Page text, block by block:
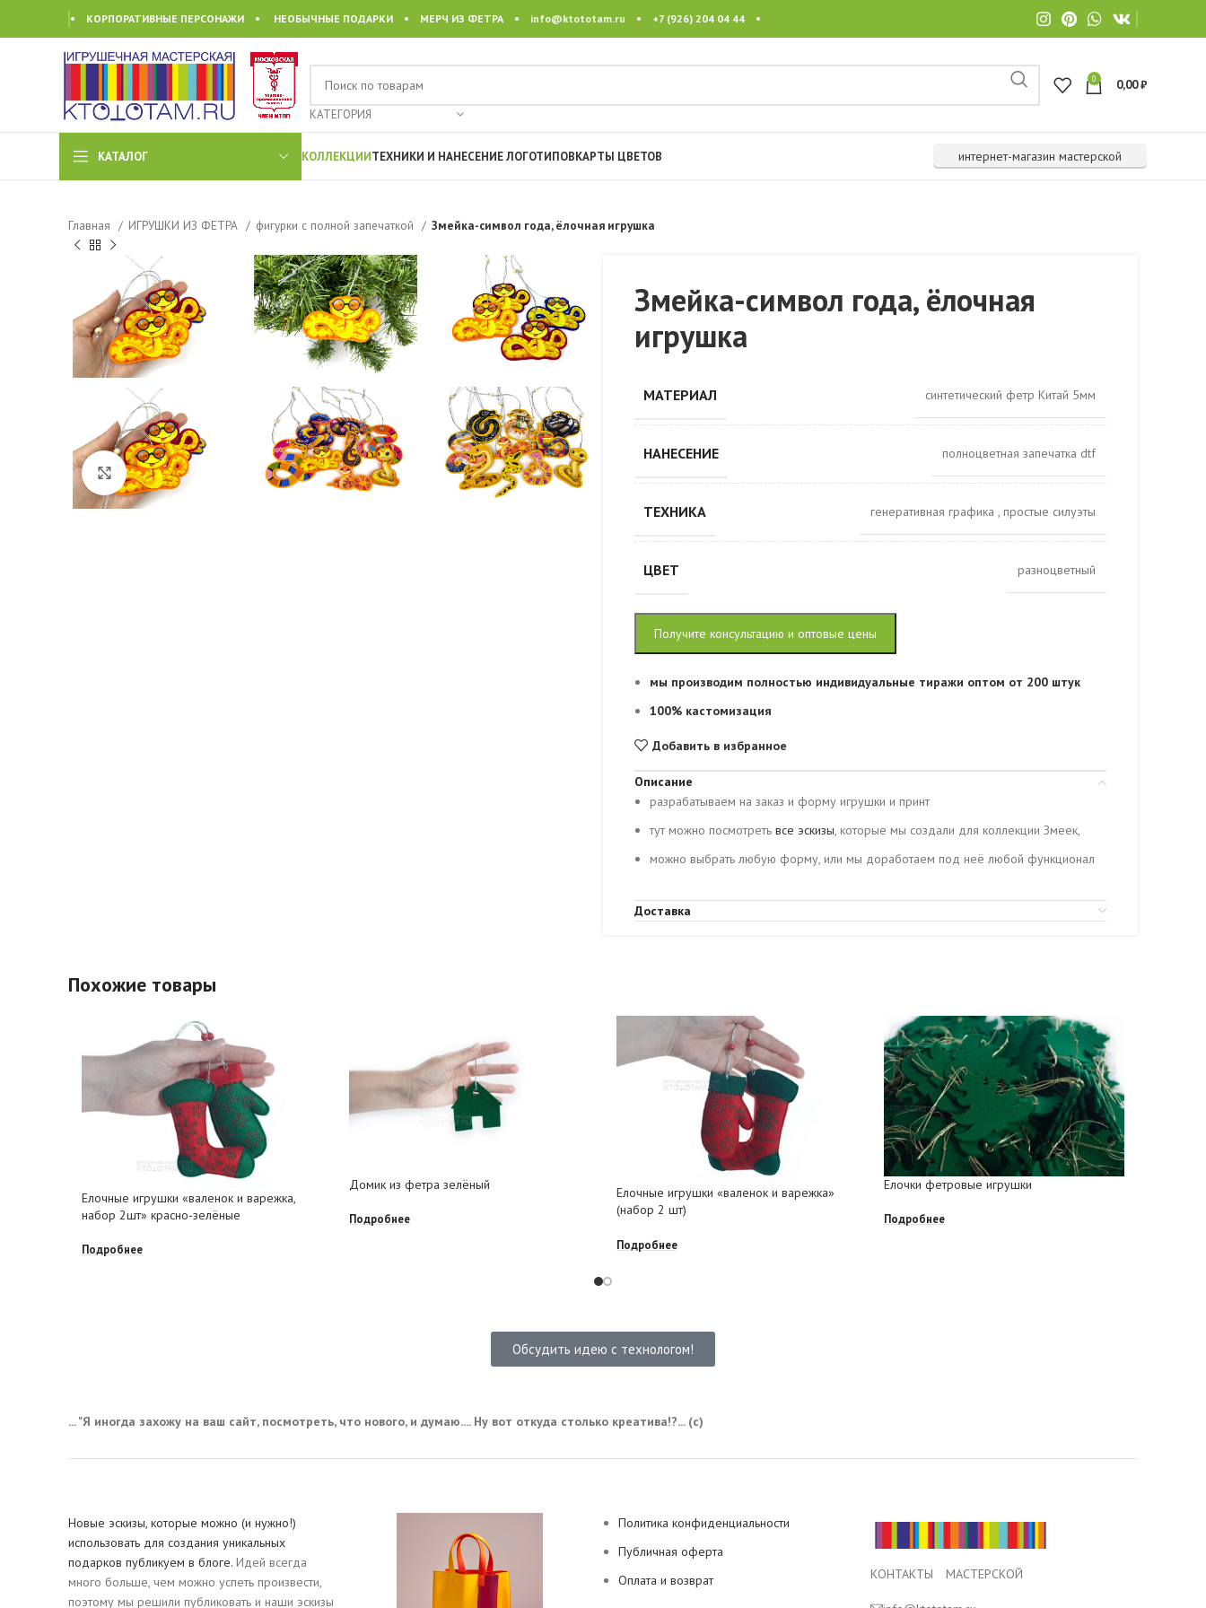
• КОРПОРАТИВНЫЕ ПЕРСОНАЖИ • НЕОБЫЧНЫЕ ПОДАРКИ • МЕРЧ ИЗ ФЕТРА • info@ktototam.ru • +7 (926) 204 04 44 •
КАТЕГОРИЯ
0 0,00₽
КАТАЛОГ КОЛЛЕКЦИИТЕХНИКИ И НАНЕСЕНИЕ ЛОГОТИПОВКАРТЫ ЦВЕТОВ интернет-магазин мастерской
Главная ИГРУШКИ ИЗ ФЕТРА фигурки с полной запечаткой Змейка-символ года, ёлочная игрушка
Click to enlarge
Змейка-символ года, ёлочная
игрушка
МАТЕРИАЛ синтетический фетр Китай 5мм
НАНЕСЕНИЕ полноцветная запечатка dtf
ТЕХНИКА генеративная графика , простые силуэты
ЦВЕТ разноцветный
Получите консультацию и оптовые цены
мы производим полностью индивидуальные тиражи оптом от 200 штук
100% кастомизация
Добавить в избранное
Описание
разрабатываем на заказ и форму игрушки и принт
тут можно посмотреть все эскизы, которые мы создали для коллекции Змеек,
можно выбрать любую форму, или мы доработаем под неё любой функционал
Доставка
Похожие товары
Елочные игрушки «валенок и варежка,
набор 2шт» красно-зелёные
Подробнее
Домик из фетра зелёный
Подробнее
Елочные игрушки «валенок и варежка»
(набор 2 шт)
Подробнее
Елочки фетровые игрушки
Подробнее
Обсудить идею с технологом!
... "Я иногда захожу на ваш сайт, посмотреть, что нового, и думаю.... Ну вот откуда столько креатива!?... (с)
Новые эскизы, которые можно (и нужно!)
использовать для создания уникальных
подарков публикуем в блоге. Идей всегда
много больше, чем можно успеть произвести,
поэтому мы решили публиковать и наши эскизы
Политика конфиденциальности
Публичная оферта
Оплата и возврат
КОНТАКТЫ МАСТЕРСКОЙ